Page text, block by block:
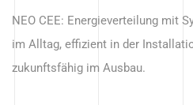
NEO CEE: Energieverteilung mit
im Alltag, effizient in der
zukunftsfähig im Ausbau.
Anwendungen – robust, IP-
zukunftsfähig.